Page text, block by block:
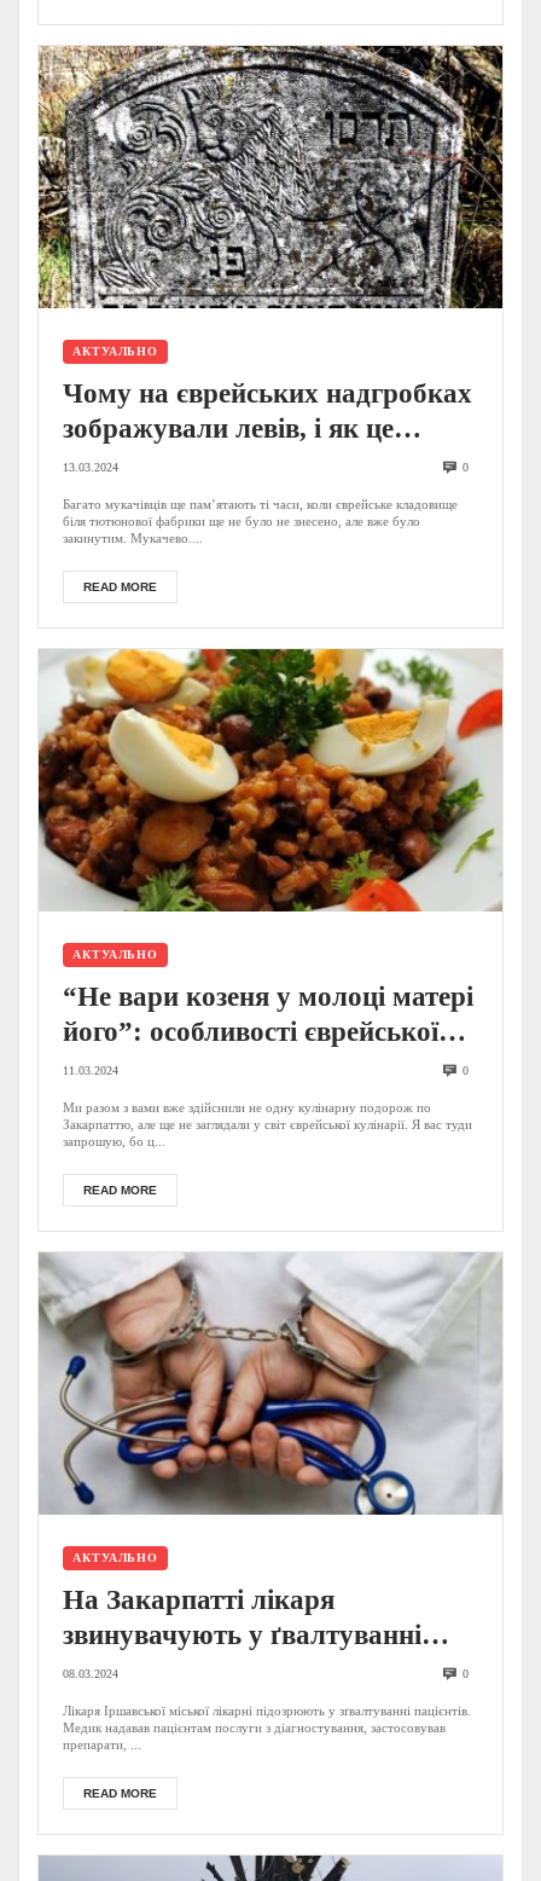
АКТУАЛЬНО
Чому на єврейських надгробках
зображували левів, і як це
робили на Закарпатті
13.03.2024 0
Багато мукачівців ще пам’ятають ті часи, коли єврейське кладовище
біля тютюнової фабрики ще не було не знесено, але вже було
закинутим. Мукачево....
READ MORE
АКТУАЛЬНО
“Не вари козеня у молоці матері
його”: особливості єврейської
кухні на Закарпатті
11.03.2024 0
Ми разом з вами вже здійснили не одну кулінарну подорож по
Закарпаттю, але ще не заглядали у світ єврейської кулінарії. Я вас туди
запрошую, бо ц...
READ MORE
АКТУАЛЬНО
На Закарпатті лікаря
звинувачують у ґвалтуванні
пацієнтів
08.03.2024 0
Лікаря Іршавської міської лікарні підозрюють у зґвалтуванні пацієнтів.
Медик надавав пацієнтам послуги з діагностування, застосовував
препарати, ...
READ MORE